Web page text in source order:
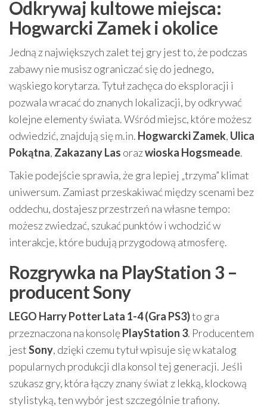
Odkrywaj kultowe miejsca:
Hogwarcki Zamek i okolice
Jedną z największych zalet tej gry jest to, że podczas
zabawy nie musisz ograniczać się do jednego,
wąskiego korytarza. Tytuł zachęca do eksploracji i
pozwala wracać do znanych lokalizacji, by odkrywać
kolejne elementy świata. Wśród miejsc, które możesz
odwiedzić, znajdują się m.in. Hogwarcki Zamek, Ulica
Pokątna, Zakazany Las orazwioska Hogsmeade.
Takie podejście sprawia, że gra lepiej „trzyma” klimat
uniwersum. Zamiast przeskakiwać między scenami bez
oddechu, dostajesz przestrzeń na własne tempo:
możesz zwiedzać, szukać punktów i wchodzić w
interakcje, które budują przygodową atmosferę.
Rozgrywka na PlayStation 3 –
producent Sony
LEGO Harry Potter Lata 1-4 (Gra PS3)to gra
przeznaczona na konsolęPlayStation 3. Producentem
jestSony, dzięki czemu tytuł wpisuje się w katalog
popularnych produkcji dla konsol tej generacji. Jeśli
szukasz gry, która łączy znany świat z lekką, klockową
stylistyką, ten wybór jest szczególnie trafiony.